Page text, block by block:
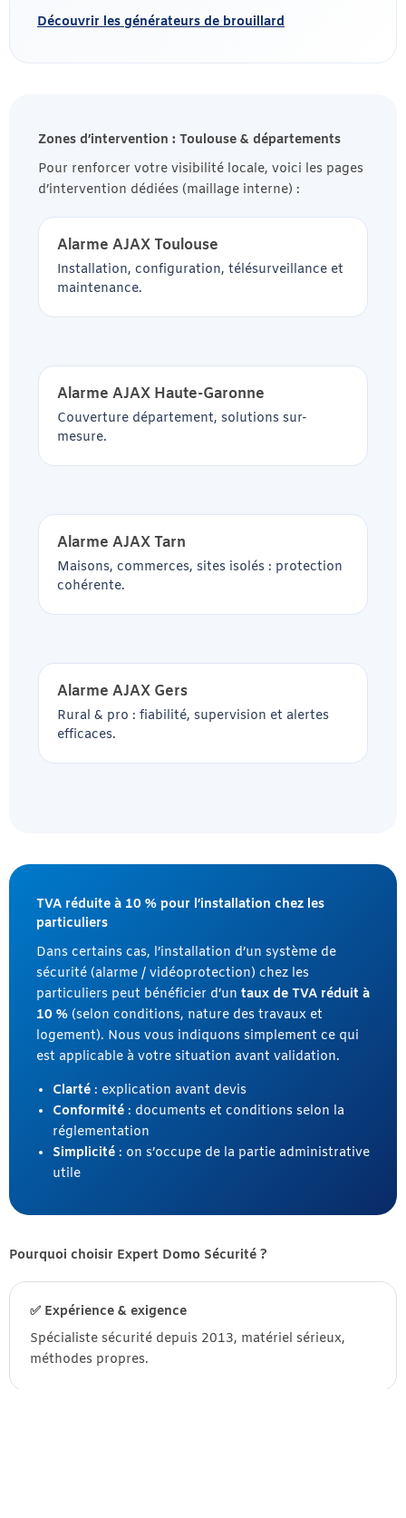
Découvrir les générateurs de brouillard
Zones d’intervention : Toulouse & départements
Pour renforcer votre visibilité locale, voici les pages
d’intervention dédiées (maillage interne) :
Alarme AJAX Toulouse
Installation, configuration, télésurveillance et
maintenance.
Alarme AJAX Haute-Garonne
Couverture département, solutions sur-
mesure.
Alarme AJAX Tarn
Maisons, commerces, sites isolés : protection
cohérente.
Alarme AJAX Gers
Rural & pro : fiabilité, supervision et alertes
efficaces.
TVA réduite à 10 % pour l’installation chez les
particuliers
Dans certains cas, l’installation d’un système de
sécurité (alarme / vidéoprotection) chez les
particuliers peut bénéficier d’un taux de TVA réduit à
10 % (selon conditions, nature des travaux et
logement). Nous vous indiquons simplement ce qui
est applicable à votre situation avant validation.
Clarté : explication avant devis
Conformité : documents et conditions selon la
réglementation
Simplicité : on s’occupe de la partie administrative
utile
Pourquoi choisir Expert Domo Sécurité ?
✅ Expérience & exigence
Spécialiste sécurité depuis 2013, matériel sérieux,
méthodes propres.